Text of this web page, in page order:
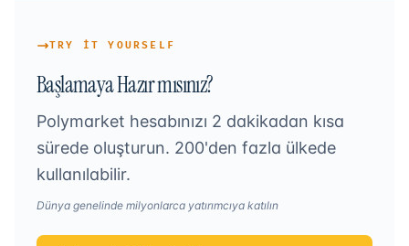
TRY IT YOURSELF
Başlamaya Hazır mısınız?
Polymarket hesabınızı 2 dakikadan kısa
sürede oluşturun. 200'den fazla ülkede
kullanılabilir.
Dünya genelinde milyonlarca yatırımcıya katılın